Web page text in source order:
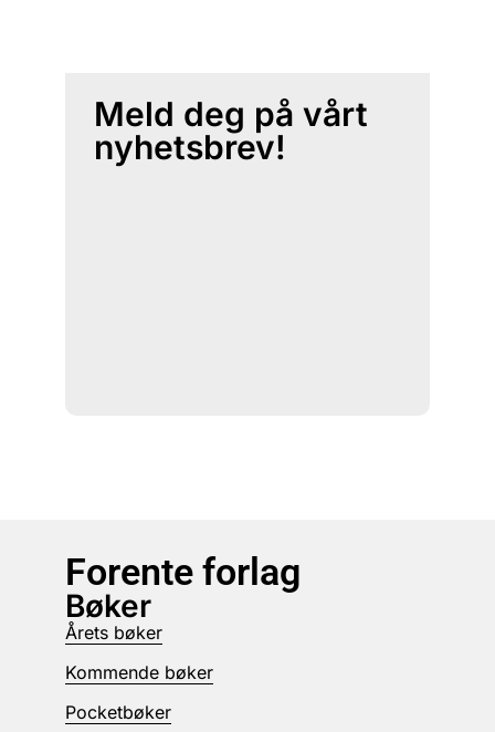
Meld deg på vårt
nyhetsbrev!
Forente forlag
Bøker
Årets bøker
Kommende bøker
Pocketbøker